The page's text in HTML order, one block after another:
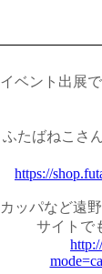
イベント出展
ふたばねこさ
https://
カッパなど遠
サイトで